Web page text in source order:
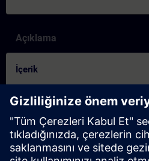
Açıklama
İçerik
Deze test helpt u om erachter te
basiskennis beschikt.
De test heeft 20 vragen
.
Er is
geen tijdslimiet.